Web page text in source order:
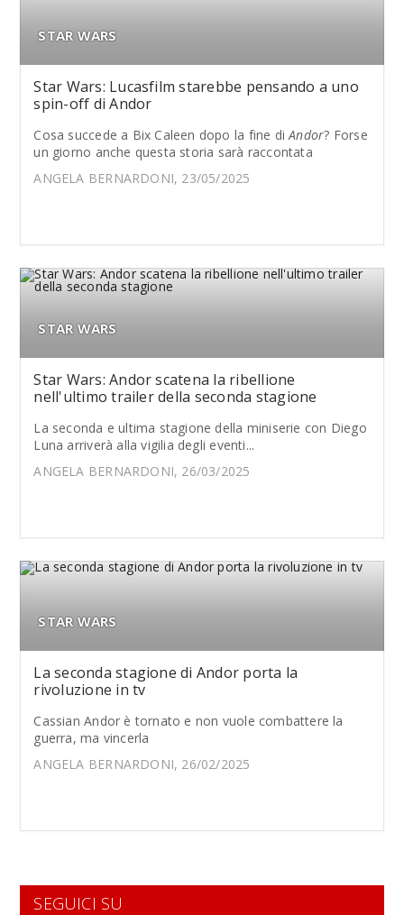
STAR WARS
Star Wars: Lucasfilm starebbe pensando a uno
spin-off di Andor
Cosa succede a Bix Caleen dopo la fine diAndor? Forse
un giorno anche questa storia sarà raccontata
ANGELA BERNARDONI, 23/05/2025
STAR WARS
Star Wars: Andor scatena la ribellione
nell'ultimo trailer della seconda stagione
La seconda e ultima stagione della miniserie con Diego
Luna arriverà alla vigilia degli eventi...
ANGELA BERNARDONI, 26/03/2025
STAR WARS
La seconda stagione di Andor porta la
rivoluzione in tv
Cassian Andor è tornato e non vuole combattere la
guerra, ma vincerla
ANGELA BERNARDONI, 26/02/2025
SEGUICI SU